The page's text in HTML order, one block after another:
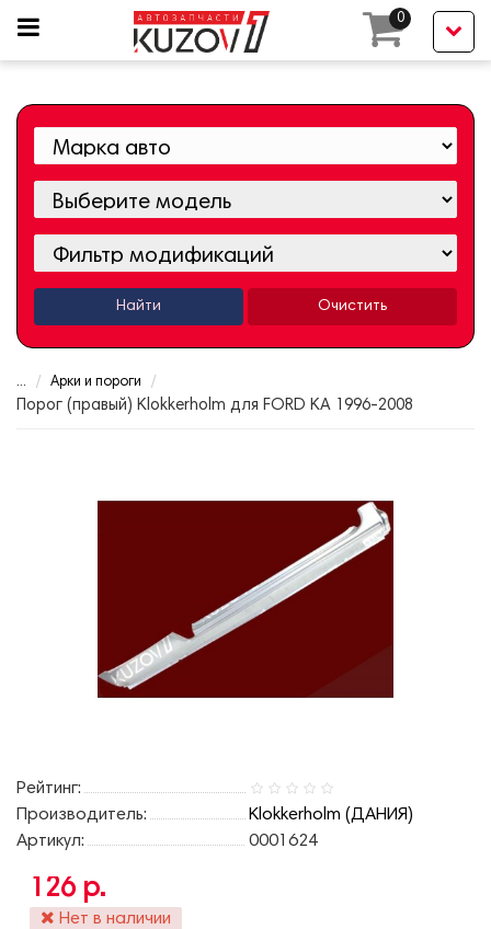
0
Найти Очистить
... Арки и пороги
Порог (правый) Klokkerholm для FORD KA 1996-2008
Рейтинг:
Производитель:
Klokkerholm (ДАНИЯ)
Артикул:
0001624
126 р.
Нет в наличии